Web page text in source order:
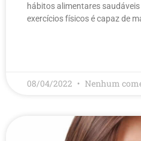
hábitos alimentares
exercícios físicos é capaz de
08/04/2022 Nenhum